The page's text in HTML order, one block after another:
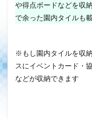
や得点ボードなどを収
で余った園内タイルも
※もし園内タイルを収
スにイベントカード・
などが収納できます